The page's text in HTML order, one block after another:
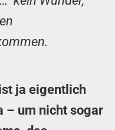
ja eigentlich
– um nicht sogar